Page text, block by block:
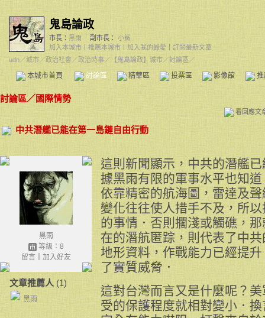
鬼島論政
市長： 黑雨 副市長： 小鯊
加入本城市
推薦本城市 加入我的最愛
訂閱最新文章
udn／城市／政治社會 ／政治時事 ／ 【鬼島論政】城市／討論區／
本城市首頁 討論區 精華區 投票區 影像館
討論區／ 國際情勢
看回應文
中共潛艦已能在第一島鏈自由行動
黑雨
等級：8
留言｜ 加入好友
文章推薦人 (1)
黑雨
這則新聞顯示，中共的潛艦
據黑雨有限的軍事水平也知
依靠精密的航海圖，雷達及
變化往往使人措手不及，所
的事情．否則擱淺或觸礁，
在的潛航匿踪，則代表了中
地形資料，作戰能力已經提
了實質威脅．
這對台灣而言又是什麼呢？
受的保護程度就相對變小．